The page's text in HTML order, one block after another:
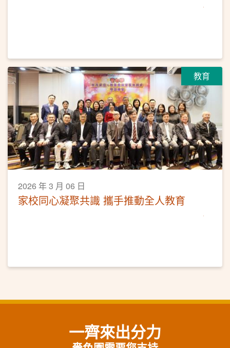
教育
2026 年 3 月 06 日
家校同心凝聚共識 攜手推動全人教育
一齊來出分力